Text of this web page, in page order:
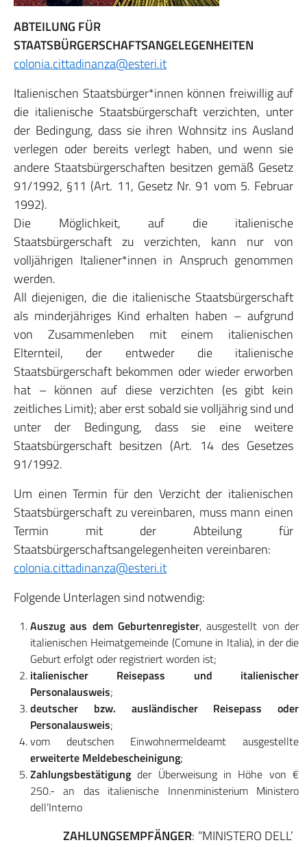
ABTEILUNG FÜR
STAATSBÜRGERSCHAFTSANGELEGENHEITEN
colonia.cittadinanza@esteri.it
Italienischen Staatsbürger*innen können freiwillig auf
die italienische Staatsbürgerschaft verzichten, unter
der Bedingung, dass sie ihren Wohnsitz ins Ausland
verlegen oder bereits verlegt haben, und wenn sie
andere Staatsbürgerschaften besitzen gemäß Gesetz
91/1992, §11 (Art. 11, Gesetz Nr. 91 vom 5. Februar
1992).
Die Möglichkeit, auf die italienische
Staatsbürgerschaft zu verzichten, kann nur von
volljährigen Italiener*innen in Anspruch genommen
werden.
All diejenigen, die die italienische Staatsbürgerschaft
als minderjähriges Kind erhalten haben – aufgrund
von Zusammenleben mit einem italienischen
Elternteil, der entweder die italienische
Staatsbürgerschaft bekommen oder wieder erworben
hat – können auf diese verzichten (es gibt kein
zeitliches Limit); aber erst sobald sie volljährig sind und
unter der Bedingung, dass sie eine weitere
Staatsbürgerschaft besitzen (Art. 14 des Gesetzes
91/1992.
Um einen Termin für den Verzicht der italienischen
Staatsbürgerschaft zu vereinbaren, muss mann einen
Termin mit der Abteilung für
Staatsbürgerschaftsangelegenheiten vereinbaren:
colonia.cittadinanza@esteri.it
Folgende Unterlagen sind notwendig:
Auszug aus dem Geburtenregister, ausgestellt von der
italienischen Heimatgemeinde (Comune in Italia), in der die
Geburt erfolgt oder registriert worden ist;
italienischer Reisepass und italienischer
Personalausweis;
deutscher bzw. ausländischer Reisepass oder
Personalausweis;
vom deutschen Einwohnermeldeamt ausgestellte
erweiterte Meldebescheinigung;
Zahlungsbestätigung der Überweisung in Höhe von €
250.- an das italienische Innenministerium Ministero
dell’Interno
ZAHLUNGSEMPFÄNGER: “MINISTERO DELL’